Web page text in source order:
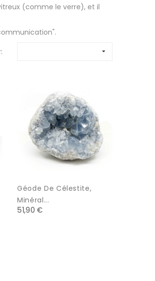
(comme le verre), et il

Géode De Célestite,
Minéral...
51,90 €